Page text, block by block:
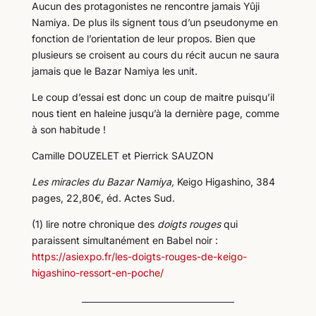
Aucun des protagonistes ne rencontre jamais Yûji
Namiya. De plus ils signent tous d’un pseudonyme en
fonction de l’orientation de leur propos. Bien que
plusieurs se croisent au cours du récit aucun ne saura
jamais que le Bazar Namiya les unit.
Le coup d’essai est donc un coup de maitre puisqu’il
nous tient en haleine jusqu’à la dernière page, comme
à son habitude !
Camille DOUZELET et Pierrick SAUZON
Les miracles du Bazar Namiya, Keigo Higashino, 384
pages, 22,80€, éd. Actes Sud.
(1) lire notre chronique des doigts rougesqui
paraissent simultanément en Babel noir :
https://asiexpo.fr/les-doigts-rouges-de-keigo-
higashino-ressort-en-poche/